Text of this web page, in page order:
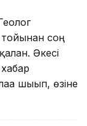
соң
Әкесі
шығып, өзіне